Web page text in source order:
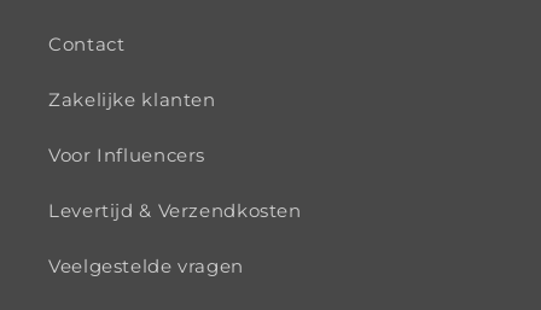
Contact
Zakelijke klanten
Voor Influencers
Levertijd & Verzendkosten
Veelgestelde vragen